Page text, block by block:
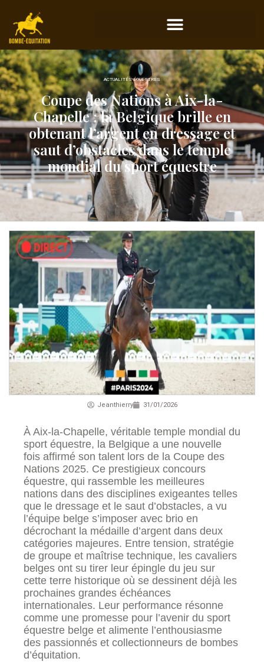
ACTUALITÉS ÉQUESTRES
Coupe des Nations à Aix-la-
Chapelle : la Belgique brille en
obtenant l’argent en dressage et
saut d’obstacles dans le temple
mondial du sport équestre
Jeanthierry 31/01/2026
À Aix-la-Chapelle, véritable temple mondial du
sport équestre, la Belgique a une nouvelle
fois affirmé son talent lors de la Coupe des
Nations 2025. Ce prestigieux concours
équestre, qui rassemble les meilleures
nations dans des disciplines exigeantes telles
que le dressage et le saut d’obstacles, a vu
l’équipe belge s’imposer avec brio en
décrochant la médaille d’argent dans deux
catégories majeures. Entre tension, stratégie
de groupe et maîtrise technique, les cavaliers
belges ont su tirer leur épingle du jeu sur
cette terre historique où se dessinent déjà les
prochaines grandes échéances
internationales. Leur performance résonne
comme une promesse pour l’avenir du sport
équestre belge et alimente l’enthousiasme
des passionnés et collectionneurs de bombes
d’équitation.